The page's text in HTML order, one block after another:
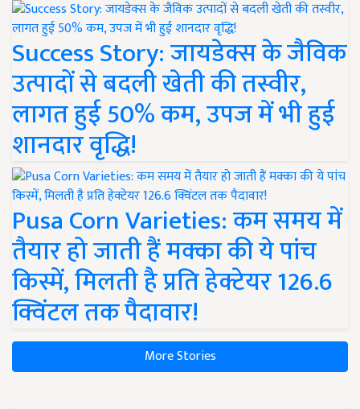
Success Story: जायडेक्स के जैविक
उत्पादों से बदली खेती की तस्वीर,
लागत हुई 50% कम, उपज में भी हुई
शानदार वृद्धि!
Pusa Corn Varieties: कम समय में
तैयार हो जाती हैं मक्का की ये पांच
किस्में, मिलती है प्रति हेक्टेयर 126.6
क्विंटल तक पैदावार!
More Stories